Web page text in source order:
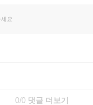
0/0 댓글 더보기